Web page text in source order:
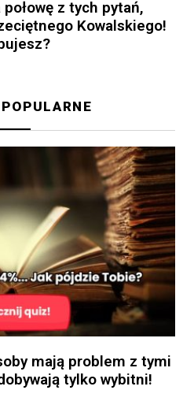
z tych pytań,
Kowalskiego!
mają problem z tymi
tylko wybitni!